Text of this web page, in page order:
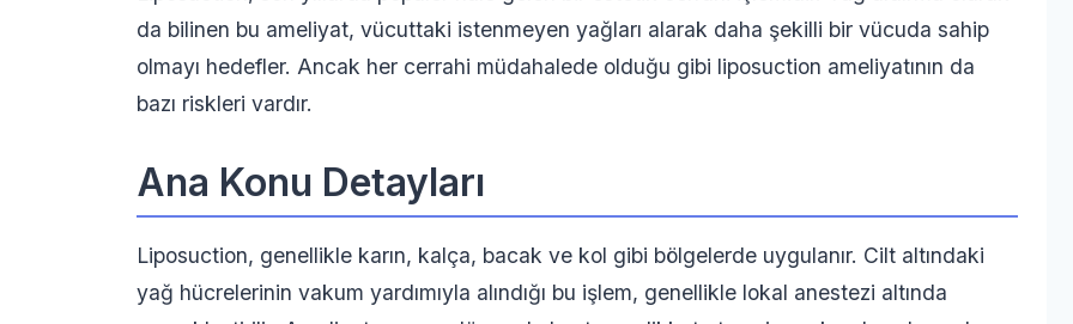
da bilinen bu ameliyat, vücuttaki istenmeyen yağları alarak daha şekilli bir vücuda sahip
olmayı hedefler. Ancak her cerrahi müdahalede olduğu gibi liposuction ameliyatının da
bazı riskleri vardır.
Ana Konu Detayları
Liposuction, genellikle karın, kalça, bacak ve kol gibi bölgelerde uygulanır. Cilt altındaki
yağ hücrelerinin vakum yardımıyla alındığı bu işlem, genellikle lokal anestezi altında